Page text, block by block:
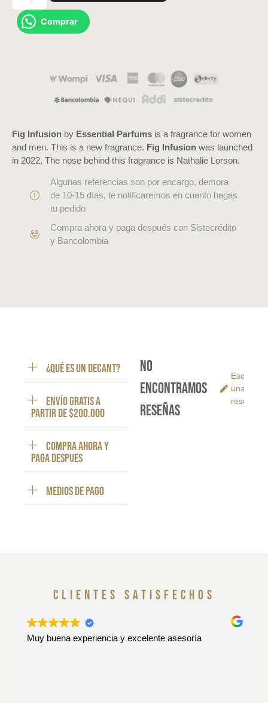
Comprar
Fig Infusion by Essential Parfums is a fragrance for women
and men. This is a new fragrance. Fig Infusion was launched
in 2022. The nose behind this fragrance is Nathalie Lorson.
Algunas referencias son por encargo, demora
de 10-15 días, te notificaremos en cuanto hagas
tu pedido
Compra ahora y paga después con Sistecrédito
y Bancolombia
¿Qué es un decant?
ENVÍO GRATIS a
partir de $200.000
Compra ahora y
paga despues
Medios de pago
No
encontramos
reseñas
Escribe
una
reseña
clientes satisfechos
Muy buena experiencia y excelente asesoría